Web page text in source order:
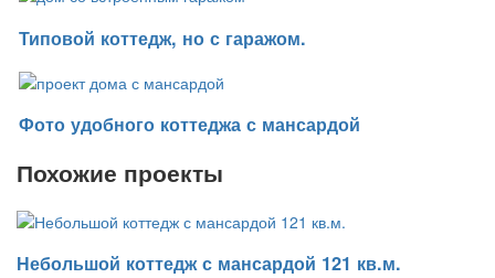
Типовой коттедж, но с гаражом.
Фото удобного коттеджа с мансардой
Похожие проекты
Небольшой коттедж с мансардой 121 кв.м.